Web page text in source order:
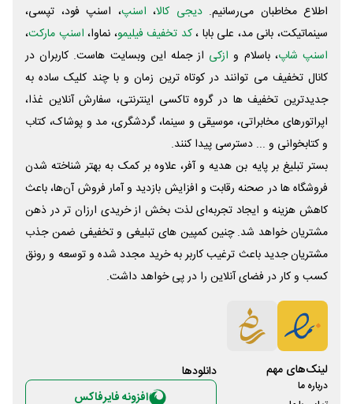
اطلاع مخاطبان می‌رسانیم. دیجی کالا، اسنپ، اسنپ فود، تپسی،
سینماتیکت، بانی مد، علی‌ بابا ،کد تخفیف فیلیمو، نماوا، اسنپ مارکت،
اسنپ شاپ، باسلام و ازکی از جمله این وبسایت ‌هاست. کاربران در
کانال تخفیف می توانند در کوتاه ترین زمان و با چند کلیک ساده به
جدیدترین تخفیف ها در گروه تاکسی اینترنتی، سفارش آنلاین غذا،
اپراتورهای مخابراتی، موسیقی و سینما، گردشگری، مد و پوشاک، کتاب
و کتابخوانی و ... دسترسی پیدا کنند.
بستر تبلیغ بر پایه بن هدیه و آفر، علاوه بر کمک به بهتر شناخته شدن
فروشگاه ها در صحنه رقابت و افزایش بازدید و آمار فروش آن‌ها، باعث
کاهش هزینه و ایجاد تجربه‌ای لذت بخش از خریدی ارزان تر در ذهن
مشتریان خواهد شد. چنین کمپین های تبلیغی و تخفیفی ضمن جذب
مشتریان جدید باعث ترغیب کاربر به خرید مجدد شده و توسعه و رونق
کسب و کار در فضای آنلاین را در پی خواهد داشت.
لینک‌های مهم
درباره ما
دانلود‌ها
افزونه فایرفاکس